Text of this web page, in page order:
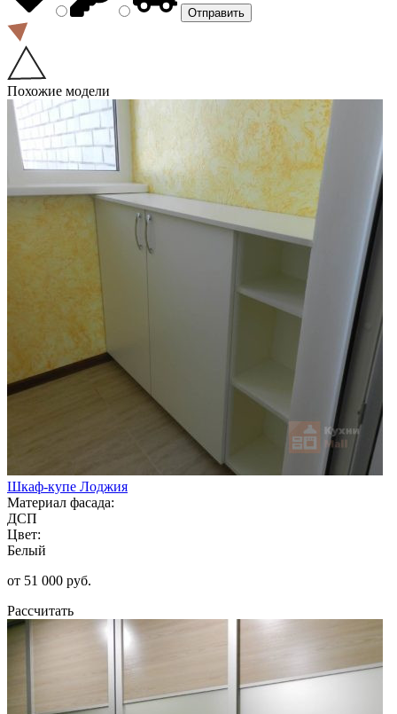
Похожие модели
Шкаф-купе Лоджия
Материал фасада:
ДСП
Цвет:
Белый
от 51 000 руб.
Рассчитать